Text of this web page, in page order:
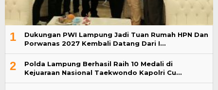
1
Dukungan PWI Lampung Jadi Tuan Rumah HPN Dan
Porwanas 2027 Kembali Datang Dari I…
2
Polda Lampung Berhasil Raih 10 Medali di
Kejuaraan Nasional Taekwondo Kapolri Cu…